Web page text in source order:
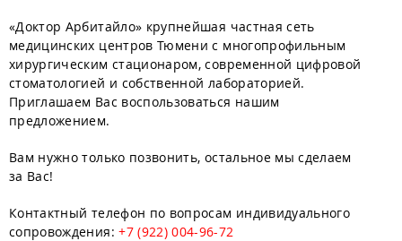
«Доктор Арбитайло» крупнейшая частная сеть
медицинских центров Тюмени с многопрофильным
хирургическим стационаром, современной цифровой
стоматологией и собственной лабораторией.
Приглашаем Вас воспользоваться нашим
предложением.
Вам нужно только позвонить, остальное мы сделаем
за Вас!
Контактный телефон по вопросам индивидуального
сопровождения:+7 (922) 004-96-72